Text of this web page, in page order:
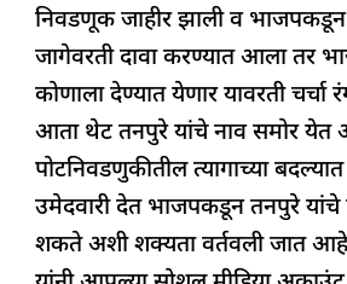
निवडणूक जाहीर झाली व भाजपकडून
जागेवरती दावा करण्यात आला तर
कोणाला देण्यात येणार यावरती चर्चा
आता थेट तनपुरे यांचे नाव समोर
पोटनिवडणुकीतील त्यागाच्या
उमेदवारी देत भाजपकडून तनपुरे
शकते अशी शक्यता वर्तवली जात